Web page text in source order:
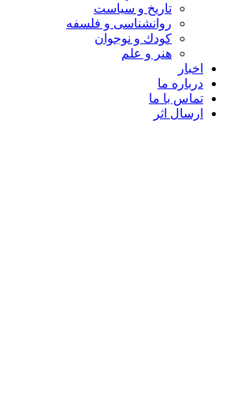
تاریخ و سیاست
روانشناسی و فلسفه
کودك و نوجوان
هنر و علم
اخبار
درباره ما
تماس با ما
ارسال اثر